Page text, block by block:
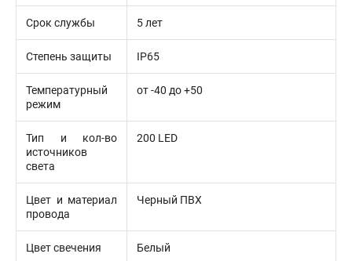
Срок службы 5 лет
Степень защиты IP65
Температурный
режим
от -40 до +50
Тип и кол-во
источников
света
200 LED
Цвет и материал
провода
Черный ПВХ
Цвет свечения Белый